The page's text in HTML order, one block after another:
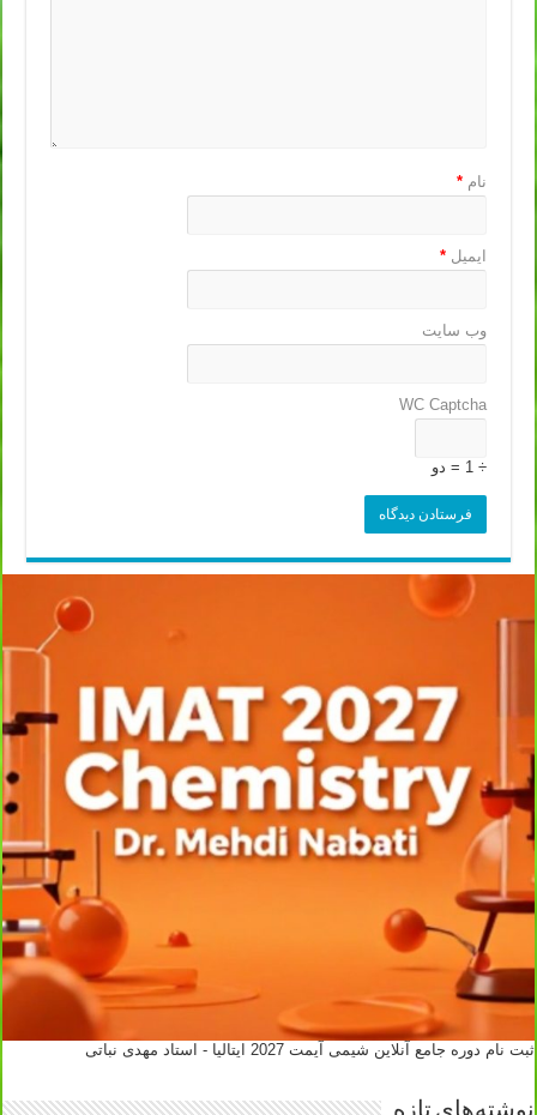
نام*
ایمیل*
وب‌ سایت
WC Captcha
÷ 1 = دو
ثبت نام دوره جامع آنلاین شیمی آیمت 2027 ایتالیا - استاد مهدی نباتی